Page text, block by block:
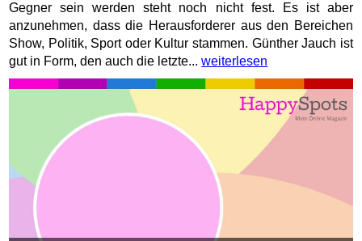
Gegner sein werden steht noch nicht fest. Es ist aber
anzunehmen, dass die Herausforderer aus den Bereichen
Show, Politik, Sport oder Kultur stammen. Günther Jauch ist
gut in Form, den auch die letzte...weiterlesen